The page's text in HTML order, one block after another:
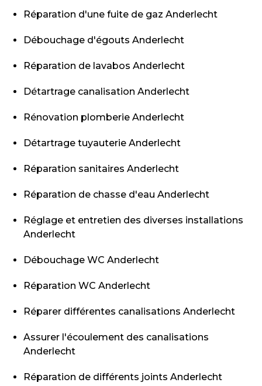
Réparation d'une fuite de gaz Anderlecht
Débouchage d'égouts Anderlecht
Réparation de lavabos Anderlecht
Détartrage canalisation Anderlecht
Rénovation plomberie Anderlecht
Détartrage tuyauterie Anderlecht
Réparation sanitaires Anderlecht
Réparation de chasse d'eau Anderlecht
Réglage et entretien des diverses installations
Anderlecht
Débouchage WC Anderlecht
Réparation WC Anderlecht
Réparer différentes canalisations Anderlecht
Assurer l'écoulement des canalisations
Anderlecht
Réparation de différents joints Anderlecht